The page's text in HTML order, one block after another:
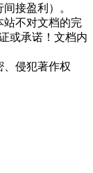
接盈利）。
站不对文档的完
或承诺！文档内
、侵犯著作权